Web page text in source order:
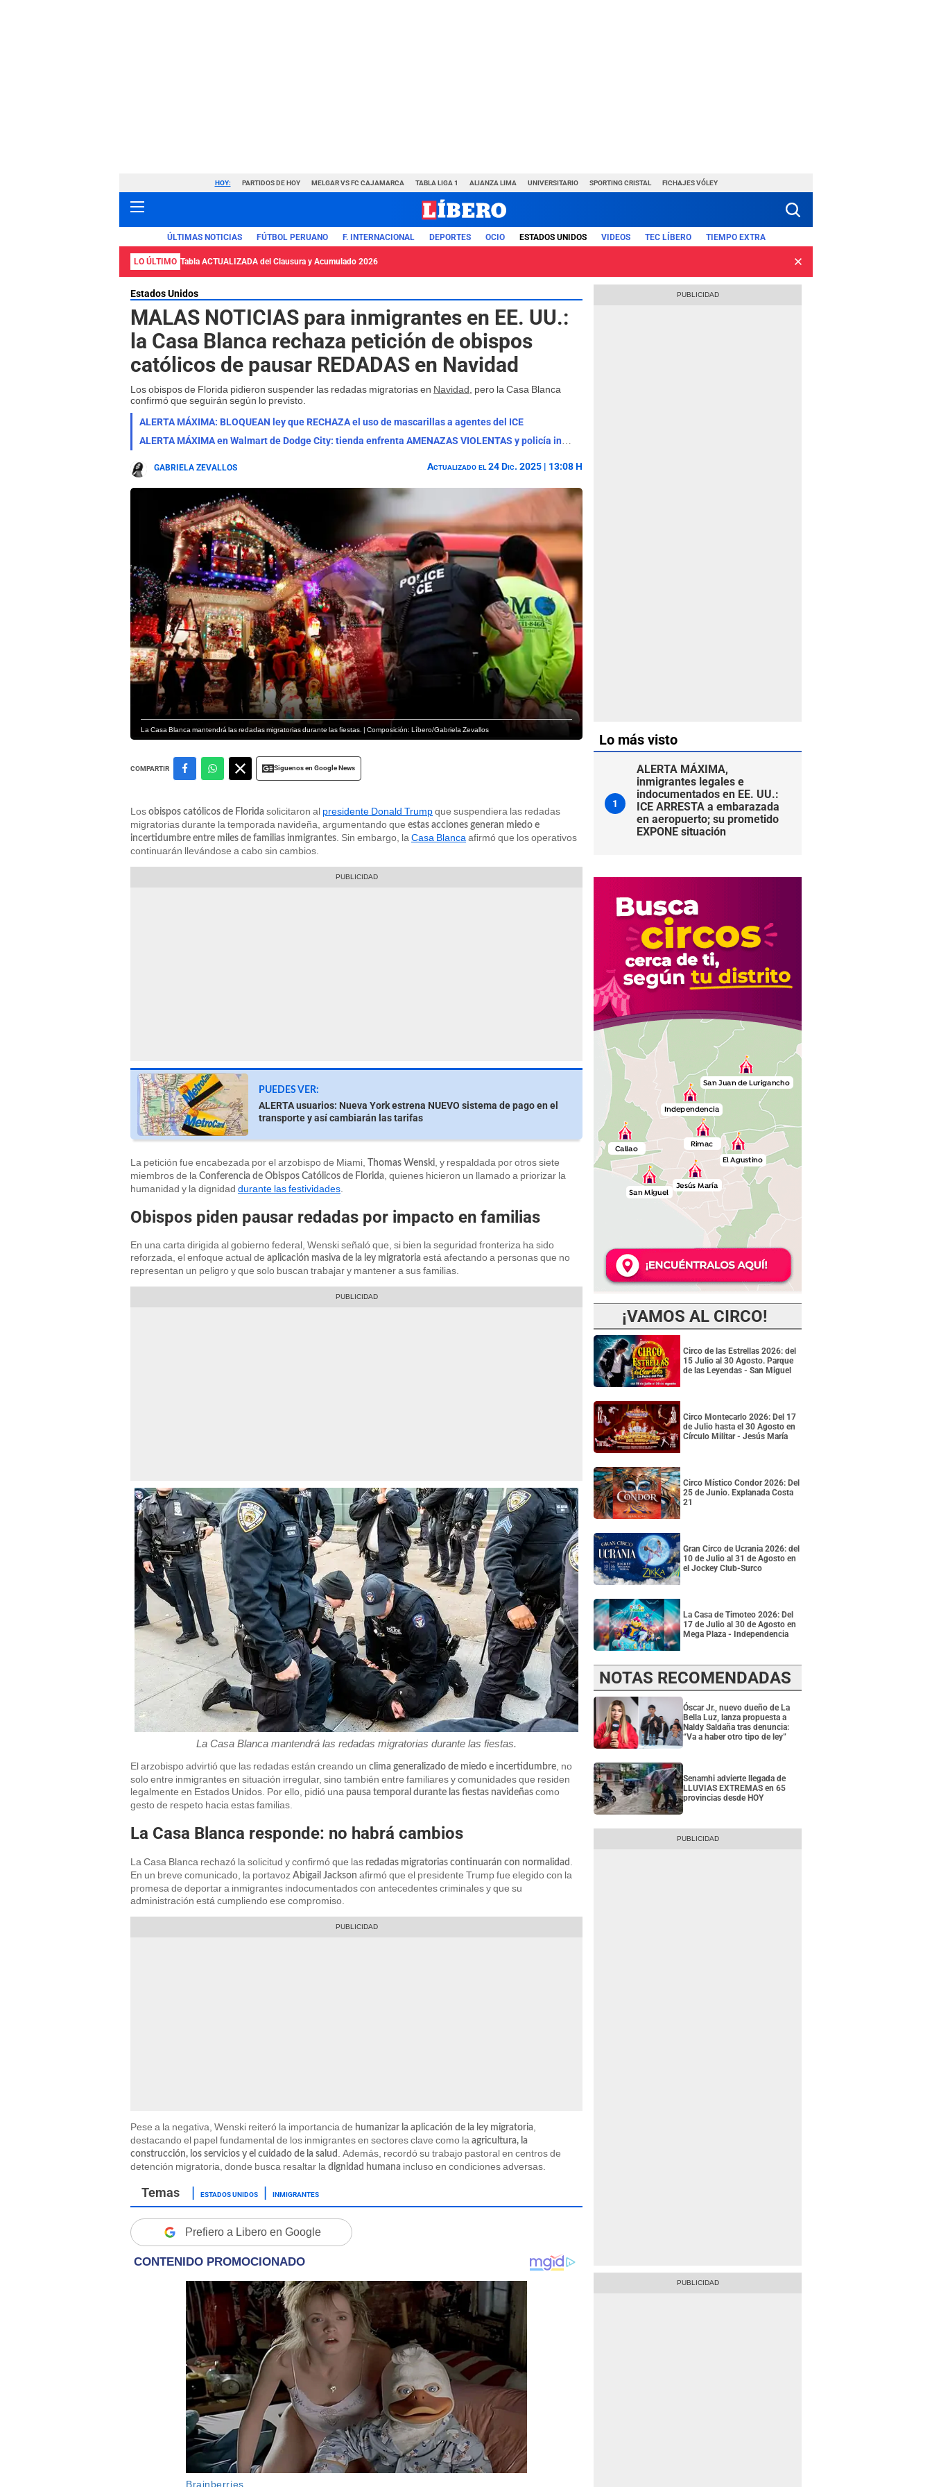
HOY: PARTIDOS DE HOY MELGAR VS FC CAJAMARCA TABLA LIGA 1 ALIANZA LIMA UNIVERSITARIO SPORTING CRISTAL FICHAJES VÓLEY
ÚLTIMAS NOTICIAS FÚTBOL PERUANO F. INTERNACIONAL DEPORTES OCIO ESTADOS UNIDOS VIDEOS TEC LÍBERO TIEMPO EXTRA
LO ÚLTIMO Tabla ACTUALIZADA del Clausura y Acumulado 2026
Estados Unidos
MALAS NOTICIAS para inmigrantes en EE. UU.:
la Casa Blanca rechaza petición de obispos
católicos de pausar REDADAS en Navidad
Los obispos de Florida pidieron suspender las redadas migratorias en Navidad , pero la Casa Blanca
confirmó que seguirán según lo previsto.
ALERTA MÁXIMA: BLOQUEAN ley que RECHAZA el uso de mascarillas a agentes del ICE
ALERTA MÁXIMA en Walmart de Dodge City: tienda enfrenta AMENAZAS VIOLENTAS y policía investiga
GABRIELA ZEVALLOS Actualizado el 24 Dic. 2025 | 13:08 H
La Casa Blanca mantendrá las redadas migratorias durante las fiestas. | Composición: Líbero/Gabriela Zevallos
COMPARTIR Siguenos en Google News
Los obispos católicos de Florida solicitaron al presidente Donald Trumpque suspendiera las redadas
migratorias durante la temporada navideña, argumentando que estas acciones generan miedo e
incertidumbre entre miles de familias inmigrantes . Sin embargo, la Casa Blanca afirmó que los operativos
continuarán llevándose a cabo sin cambios.
PUEDES VER:
ALERTA usuarios: Nueva York estrena NUEVO sistema de pago en el
transporte y así cambiarán las tarifas
La petición fue encabezada por el arzobispo de Miami, Thomas Wenski , y respaldada por otros siete
miembros de la Conferencia de Obispos Católicos de Florida , quienes hicieron un llamado a priorizar la
humanidad y la dignidad durante las festividades
Obispos piden pausar redadas por impacto en familias
En una carta dirigida al gobierno federal, Wenski señaló que, si bien la seguridad fronteriza ha sido
reforzada, el enfoque actual de aplicación masiva de la ley migratoria está afectando a personas que no
representan un peligro y que solo buscan trabajar y mantener a sus familias.
La Casa Blanca mantendrá las redadas migratorias durante las fiestas.
El arzobispo advirtió que las redadas están creando un clima generalizado de miedo e incertidumbre, no
solo entre inmigrantes en situación irregular, sino también entre familiares y comunidades que residen
legalmente en Estados Unidos. Por ello, pidió una pausa temporal durante las fiestas navideñas como
gesto de respeto hacia estas familias.
La Casa Blanca responde: no habrá cambios
La Casa Blanca rechazó la solicitud y confirmó que las redadas migratorias continuarán con normalidad .
En un breve comunicado, la portavoz Abigail Jackson afirmó que el presidente Trump fue elegido con la
promesa de deportar a inmigrantes indocumentados con antecedentes criminales y que su
administración está cumpliendo ese compromiso.
Pese a la negativa, Wenski reiteró la importancia de humanizar la aplicación de la ley migratoria,
destacando el papel fundamental de los inmigrantes en sectores clave como la agricultura, la
construcción, los servicios y el cuidado de la salud . Además, recordó su trabajo pastoral en centros de
detención migratoria, donde busca resaltar la dignidad humana incluso en condiciones adversas.
ESTADOS UNIDOS INMIGRANTES
Prefiero a Libero en Google
Lo más visto
1
ALERTA MÁXIMA,
inmigrantes legales e
indocumentados en EE. UU.:
ICE ARRESTA a embarazada
en aeropuerto; su prometido
EXPONE situación
¡VAMOS AL CIRCO!
Circo de las Estrellas 2026: del
15 Julio al 30 Agosto. Parque
de las Leyendas - San Miguel
Circo Montecarlo 2026: Del 17
de Julio hasta el 30 Agosto en
Círculo Militar - Jesús María
Circo Místico Condor 2026: Del
25 de Junio. Explanada Costa
21
Gran Circo de Ucrania 2026: del
10 de Julio al 31 de Agosto en
el Jockey Club-Surco
La Casa de Timoteo 2026: Del
17 de Julio al 30 de Agosto en
Mega Plaza - Independencia
NOTAS RECOMENDADAS
Óscar Jr., nuevo dueño de La
Bella Luz, lanza propuesta a
Naldy Saldaña tras denuncia:
“Va a haber otro tipo de ley”
Senamhi advierte llegada de
LLUVIAS EXTREMAS en 65
provincias desde HOY